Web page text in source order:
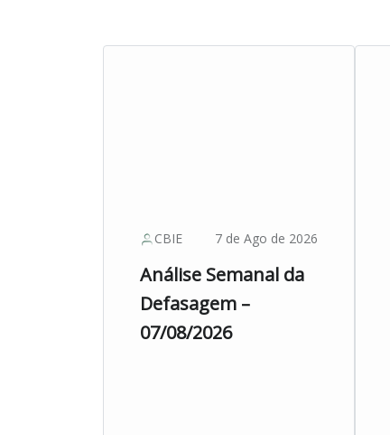
CBIE 7 de Ago de 2026
Análise Semanal da
Defasagem –
07/08/2026